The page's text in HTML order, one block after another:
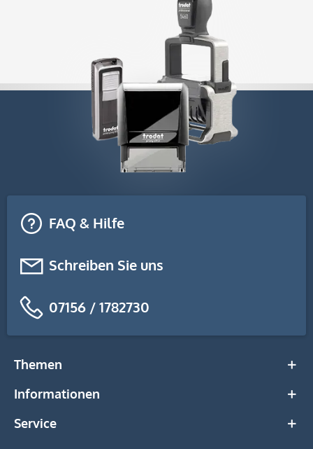
FAQ & Hilfe
Schreiben Sie uns
07156 / 1782730
Themen
Informationen
Service